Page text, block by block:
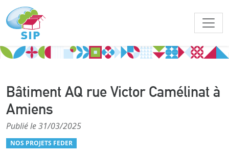
Bâtiment AQ rue Victor Camélinat à
Amiens
Publié le 31/03/2025
NOS PROJETS FEDER